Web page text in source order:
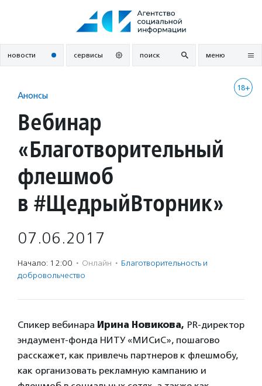
новости сервисы поиск меню
18+
Анонсы
Вебинар
«Благотворительный
флешмоб
в #ЩедрыйВторник»
07.06.2017
Начало: 12:00 · Онлайн · Благотвори­тель­ность и
доброволь­чест­во
Спикер вебинара Ирина Новикова, PR-директор
эндаумент-фонда НИТУ «МИСиС», пошагово
расскажет, как привлечь партнеров к флешмобу,
как организовать рекламную кампанию и